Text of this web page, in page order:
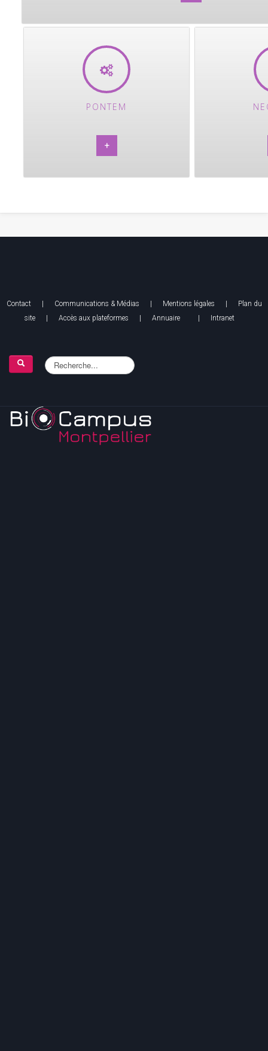
PONTEM
+
Contact| Communications & Médias Mentions légales | Plan du
site | Accès aux plateformes Annuaire Intranet